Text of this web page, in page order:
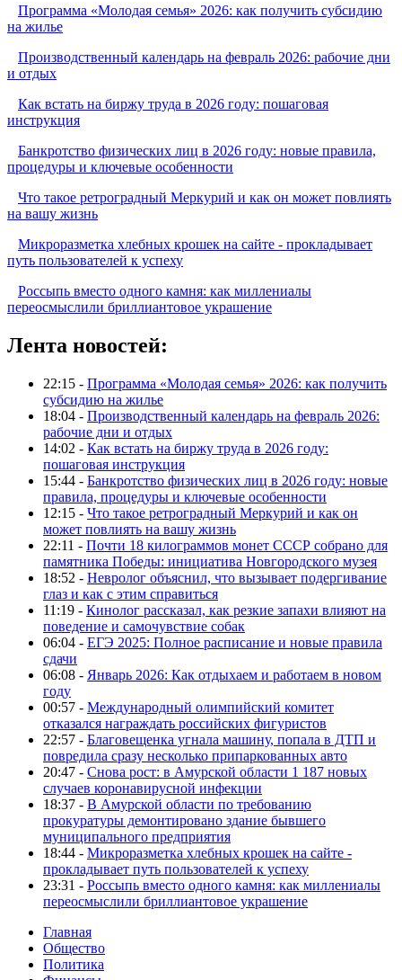
Программа «Молодая семья» 2026: как получить субсидию
на жилье
Производственный календарь на февраль 2026: рабочие дни
и отдых
Как встать на биржу труда в 2026 году: пошаговая
инструкция
Банкротство физических лиц в 2026 году: новые правила,
процедуры и ключевые особенности
Что такое ретроградный Меркурий и как он может повлиять
на вашу жизнь
Микроразметка хлебных крошек на сайте - прокладывает
путь пользователей к успеху
Россыпь вместо одного камня: как миллениалы
переосмыслили бриллиантовое украшение
Лента новостей:
22:15 - Программа «Молодая семья» 2026: как получить
субсидию на жилье
18:04 - Производственный календарь на февраль 2026:
рабочие дни и отдых
14:02 - Как встать на биржу труда в 2026 году:
пошаговая инструкция
15:44 - Банкротство физических лиц в 2026 году: новые
правила, процедуры и ключевые особенности
12:15 - Что такое ретроградный Меркурий и как он
может повлиять на вашу жизнь
22:11 - Почти 18 килограммов монет СССР собрано для
памятника Победы: инициатива Новгородского музея
18:52 - Невролог объяснил, что вызывает подергивание
глаз и как с этим справиться
11:19 - Кинолог рассказал, как резкие запахи влияют на
поведение и самочувствие собак
06:04 - ЕГЭ 2025: Полное расписание и новые правила
сдачи
06:08 - Январь 2026: Как отдыхаем и работаем в новом
году
00:57 - Международный олимпийский комитет
отказался награждать российских фигуристов
22:57 - Благовещенка угнала машину, попала в ДТП и
повредила сразу несколько припаркованных авто
20:47 - Снова рост: в Амурской области 1 187 новых
случаев коронавирусной инфекции
18:37 - В Амурской области по требованию
прокуратуры демонтировано здание бывшего
муниципального предприятия
18:44 - Микроразметка хлебных крошек на сайте -
прокладывает путь пользователей к успеху
23:31 - Россыпь вместо одного камня: как миллениалы
переосмыслили бриллиантовое украшение
Главная
Общество
Политика